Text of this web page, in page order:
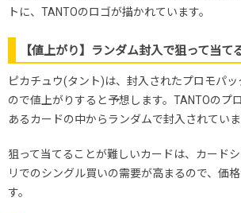
トに、TANTOのロゴが描かれています。
【値上がり】ランダム封入で狙って当て
ピカチュウ(タント)は、封入されたプロモパ
ので値上がりすると予想します。TANTOのプ
あるカードの中からランダムで封入されていま
狙って当てることが難しいカードは、カード
リでのシングル買いの需要が高まるので、価
す。